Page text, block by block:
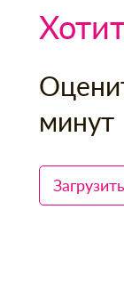
минут